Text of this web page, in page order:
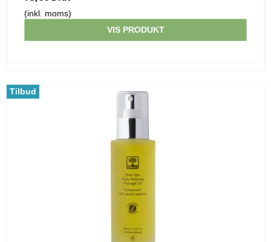
(inkl. moms)
VIS PRODUKT
Tilbud